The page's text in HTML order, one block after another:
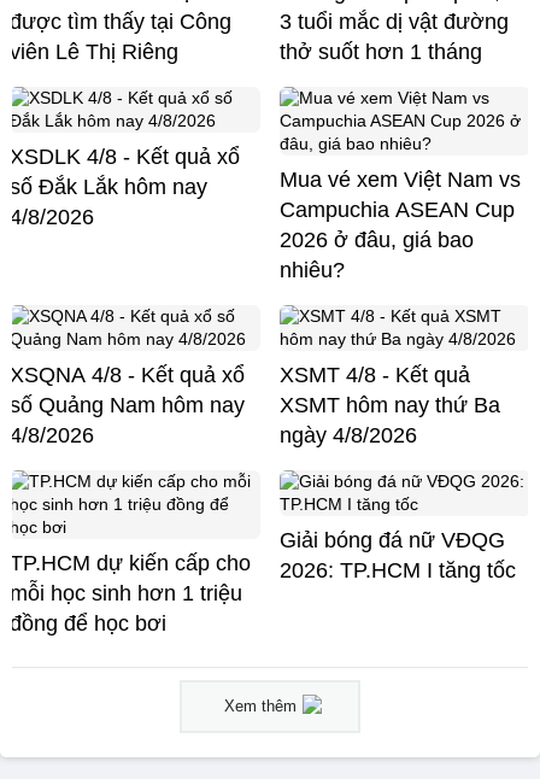
được tìm thấy tại Công
viên Lê Thị Riêng
3 tuổi mắc dị vật đường
thở suốt hơn 1 tháng
XSDLK 4/8 - Kết quả xổ
số Đắk Lắk hôm nay
4/8/2026
Mua vé xem Việt Nam vs
Campuchia ASEAN Cup
2026 ở đâu, giá bao
nhiêu?
XSQNA 4/8 - Kết quả xổ
số Quảng Nam hôm nay
4/8/2026
XSMT 4/8 - Kết quả
XSMT hôm nay thứ Ba
ngày 4/8/2026
TP.HCM dự kiến cấp cho
mỗi học sinh hơn 1 triệu
đồng để học bơi
Giải bóng đá nữ VĐQG
2026: TP.HCM I tăng tốc
Xem thêm